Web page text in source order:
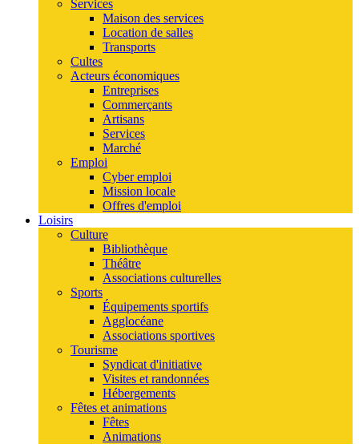
Services
Maison des services
Location de salles
Transports
Cultes
Acteurs économiques
Entreprises
Commerçants
Artisans
Services
Marché
Emploi
Cyber emploi
Mission locale
Offres d'emploi
Loisirs
Culture
Bibliothèque
Théâtre
Associations culturelles
Sports
Équipements sportifs
Agglocéane
Associations sportives
Tourisme
Syndicat d'initiative
Visites et randonnées
Hébergements
Fêtes et animations
Fêtes
Animations